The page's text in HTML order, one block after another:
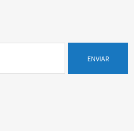
ENVIAR